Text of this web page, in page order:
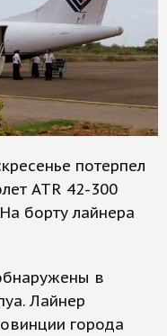
потерпел
ATR 42-300
борту лайнера
в
Лайнер
города